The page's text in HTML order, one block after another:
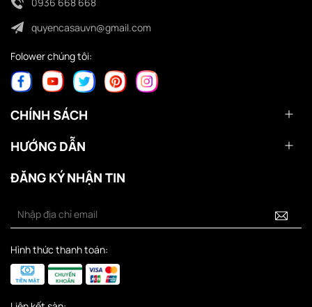
quyencasauvn@gmail.com
Folower chúng tôi:
CHÍNH SÁCH
HƯỚNG DẪN
ĐĂNG KÝ NHẬN TIN
Hình thức thanh toán: